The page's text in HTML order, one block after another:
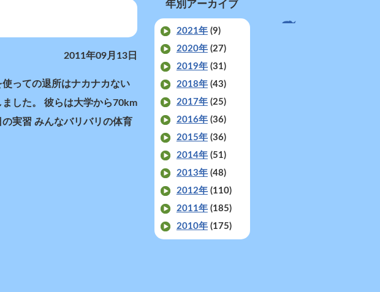
2011年09月13日
っての退所はナカナカない
した。 彼らは大学から70km
実習 みんなバリバリの体育
年別アーカイブ
2021年(9)
2020年(27)
2019年(31)
2018年(43)
2017年(25)
2016年(36)
2015年(36)
2014年(51)
2013年(48)
2012年(110)
2011年(185)
2010年(175)